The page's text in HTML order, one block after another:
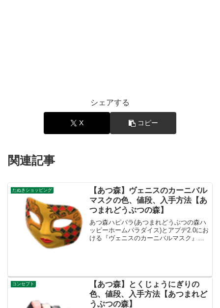
シェアする
X コピー
関連記事
たぬきショッピング
【あつ森】ヴェニスのカーニバル
マスクの色、値段、入手方法【あ
つまれどうぶつの森】
あつ森ハピパラ(あつまれどうぶつの森ハ
ッピーホームパラダイス)とアプデ2.0にお
ける『ヴェニスのカーニバルマスク』の
コンセプト
【あつ森】とくじょうにぎりの
色、値段、入手方法【あつまれど
うぶつの森】